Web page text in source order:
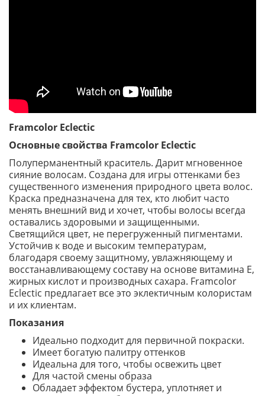
Framcolor Eclectic
Основные свойства Framcolor Eclectic
Полуперманентный краситель. Дарит мгновенное
сияние волосам. Создана для игры оттенками без
существенного изменения природного цвета волос.
Краска предназначена для тех, кто любит часто
менять внешний вид и хочет, чтобы волосы всегда
оставались здоровыми и защищенными.
Светящийся цвет, не перегруженный пигментами.
Устойчив к воде и высоким температурам,
благодаря своему защитному, увлажняющему и
восстанавливающему составу на основе витамина Е,
жирных кислот и производных сахара. Framcolor
Eclectic предлагает все это эклектичным колористам
и их клиентам.
Показания
Идеально подходит для первичной покраски.
Имеет богатую палитру оттенков
Идеальна для того, чтобы освежить цвет
Для частой смены образа
Обладает эффектом бустера, уплотняет и